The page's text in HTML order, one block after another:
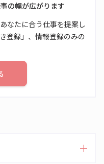
の幅が広がります
なたに合う仕事を提案し
登録」、情報登録のみの